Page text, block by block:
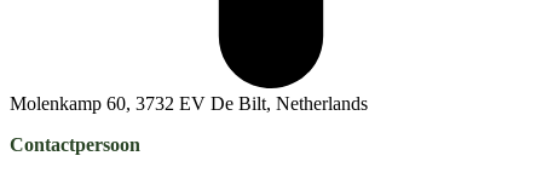
Molenkamp 60, 3732 EV De Bilt, Netherlands
Contactpersoon